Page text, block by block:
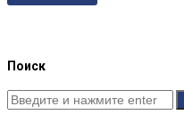
Поиск